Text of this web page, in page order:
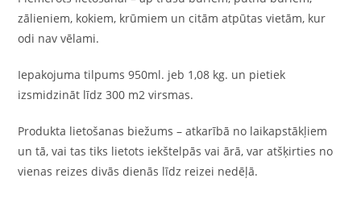
zālieniem, kokiem, krūmiem un citām atpūtas vietām, kur
odi nav vēlami.
Iepakojuma tilpums 950ml. jeb 1,08 kg. un pietiek
izsmidzināt līdz 300 m2 virsmas.
Produkta lietošanas biežums – atkarībā no laikapstākļiem
un tā, vai tas tiks lietots iekštelpās vai ārā, var atšķirties no
vienas reizes divās dienās līdz reizei nedēļā.